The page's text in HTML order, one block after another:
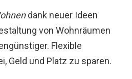
dank neuer Ideen
von Wohnräumen
Flexible
Geld und Platz zu sparen.